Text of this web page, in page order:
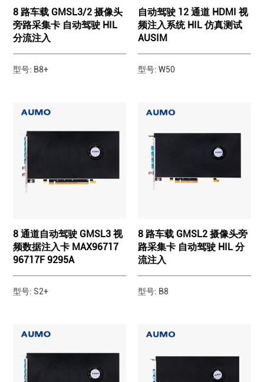
8 路车载 GMSL3/2 摄像头
旁路采集卡 自动驾驶 HIL
分流注入
型号: B8+
自动驾驶 12 通道 HDMI 视
频注入系统 HIL 仿真测试
AUSIM
型号: W50
8 通道自动驾驶 GMSL3 视
频数据注入卡 MAX96717
96717F 9295A
型号: S2+
8 路车载 GMSL2 摄像头旁
路采集卡 自动驾驶 HIL 分
流注入
型号: B8